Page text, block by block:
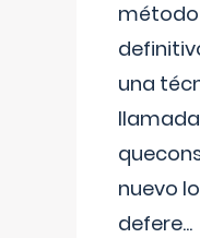
una
nuevo
defere...